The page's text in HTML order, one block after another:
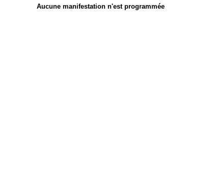
Aucune manifestation n'est programmée